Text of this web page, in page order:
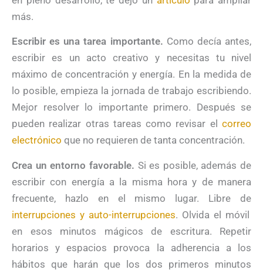
más.
Escribir es una tarea importante. Como decía antes,
escribir es un acto creativo y necesitas tu nivel
máximo de concentración y energía. En la medida de
lo posible, empieza la jornada de trabajo escribiendo.
Mejor resolver lo importante primero. Después se
pueden realizar otras tareas como revisar el correo
electrónico que no requieren de tanta concentración.
Crea un entorno favorable. Si es posible, además de
escribir con energía a la misma hora y de manera
frecuente, hazlo en el mismo lugar. Libre de
interrupciones y auto-interrupciones. Olvida el móvil
en esos minutos mágicos de escritura. Repetir
horarios y espacios provoca la adherencia a los
hábitos que harán que los dos primeros minutos